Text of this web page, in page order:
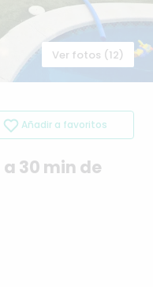
Ver fotos (12)
Añadir a favoritos
a 30 min de